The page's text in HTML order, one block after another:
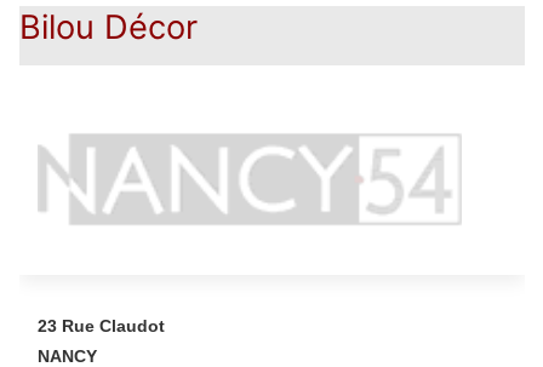
Bilou Décor
23 Rue Claudot
NANCY